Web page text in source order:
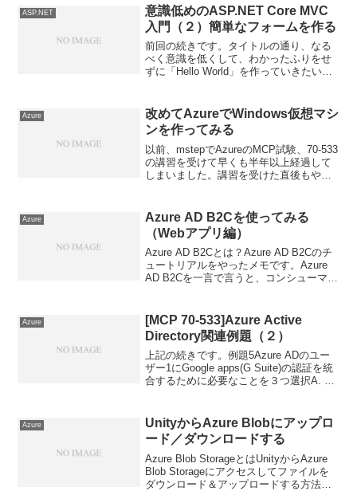
したのですが、その...
ASP.NET
意識低めのASP.NET Core MVC
入門（２）簡単なフォームを作る
前回の続きです。タイトルの通り、なる
べく意識を低くして、わかったふりをせ
ずに「Hello World」を作っていきたいと
トを作成しましょう。作成する...
Azure
改めてAzureでWindows仮想マシ
ンを作ってみる
以前、mstepでAzureのMCP試験、70-533
の講習を受けて早くも半年以上経過して
しまいました。講習を受けた直後もやっ
やってみたので、自分用のメモも兼ねて
残し...
Azure
Azure AD B2Cを使ってみる
（Webアプリ編）
Azure AD B2Cとは？Azure AD B2Cのチ
ュートリアルをやったメモです。Azure
AD B2Cを一言で言うと、コンシューマ向
Firebase Authen...
Azure
[MCP 70-533]Azure Active
Directory関連例題（２）
上記の続きです。例題5Azure ADのユー
ザー1にGoogle apps(G Suite)の認証を統
合するために必要なことを３つ選択A. G
Azure A...
Azure
UnityからAzure Blobにアップロ
ード／ダウンロードする
Azure Blob StorageとはUnityからAzure
Blob Storageにアクセスしてファイルを
ダウンロード＆アップロードする方法を